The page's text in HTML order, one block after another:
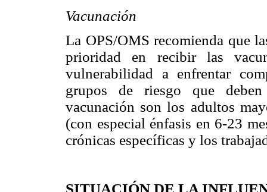
Vacunación
La OPS/OMS recomienda que
prioridad en recibir las
vulnerabilidad a enfrentar
grupos de riesgo que
vacunación son los adultos
(con especial énfasis en 6-23
crónicas específicas y los